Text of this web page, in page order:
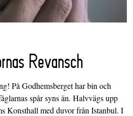
Revansch
På Godhemsberget har bin och
spår syns än. Halvvägs upp
Konsthall med duvor från Istanbul. I